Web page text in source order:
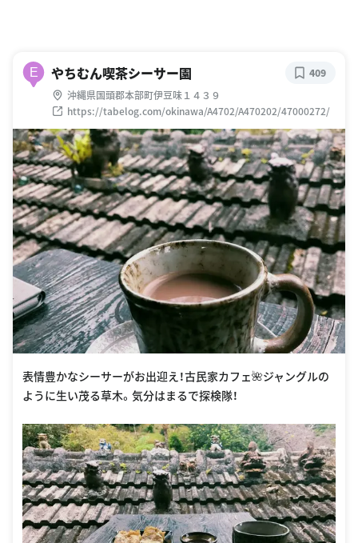
E やちむん喫茶シーサー園
沖縄県国頭郡本部町伊豆味１４３９
https://tabelog.com/okinawa/A4702/A470202/47000272/
409
表情豊かなシーサーがお出迎え！古民家カフェ🌺ジャングルの
ように生い茂る草木。気分はまるで探検隊！